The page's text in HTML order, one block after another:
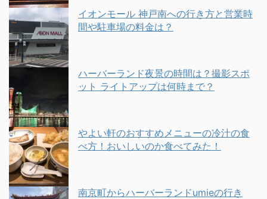
イオンモール 神戸南への行き方と営業時
間や駐車場の料金は？
ハーバーランド夜景の時間は？撮影スポ
ット ライトアップは何時まで？
やよい軒のおすすめメニューの冷汁の食
べ方！おいしいのか食べてみた！
南京町からハーバーランドumieの行き